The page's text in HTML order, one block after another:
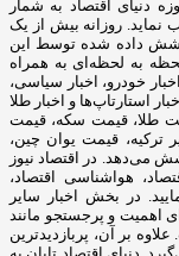
دنیای اقتصاد به شمار
ایران را کسب نماید. روزانه بیش از یک
پوشش داده شده توسط این
لحظه به لحظه‌ای به همراه
خودرو، اخبار سیاسی،
استارتاپ‌ها و اخبار طلا
طلا، قیمت سکه، قیمت
ترکیه، قیمت یوان چین،
می‌دهد. در اقتصاد نیوز
هواشناسی اقتصاد،
در بخش اخبار سایر
اهمیت و پرجستجو مانند
بر آن، پربازدیدترین